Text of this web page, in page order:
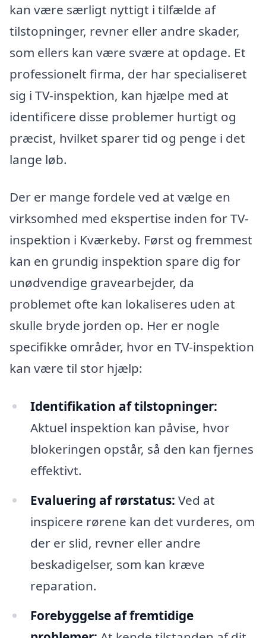
kan være særligt nyttigt i tilfælde af
tilstopninger, revner eller andre skader,
som ellers kan være svære at opdage. Et
professionelt firma, der har specialiseret
sig i TV-inspektion, kan hjælpe med at
identificere disse problemer hurtigt og
præcist, hvilket sparer tid og penge i det
lange løb.
Der er mange fordele ved at vælge en
virksomhed med ekspertise inden for TV-
inspektion i Kværkeby. Først og fremmest
kan en grundig inspektion spare dig for
unødvendige gravearbejder, da
problemet ofte kan lokaliseres uden at
skulle bryde jorden op. Her er nogle
specifikke områder, hvor en TV-inspektion
kan være til stor hjælp:
Identifikation af tilstopninger:
Aktuel inspektion kan påvise, hvor
blokeringen opstår, så den kan fjernes
effektivt.
Evaluering af rørstatus: Ved at
inspicere rørene kan det vurderes, om
der er slid, revner eller andre
beskadigelser, som kan kræve
reparation.
Forebyggelse af fremtidige